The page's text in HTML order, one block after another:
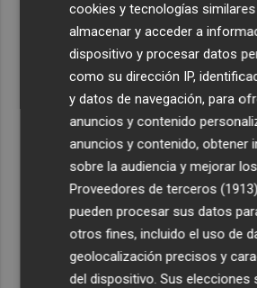
El once del Valencia CF para el
Mestalla
Recibe toda la
Plaza Podcast en
Quiero
cookies y tecnologías
almacenar y acceder a
dispositivo y procesar datos
como su dirección IP,
y datos de navegación, para
anuncios y contenido
anuncios y contenido, obtener
sobre la audiencia y mejorar
Proveedores de terceros (1913)
pueden procesar sus datos
otros fines, incluido el uso de
geolocalización precisos y
del dispositivo. Sus elecciones